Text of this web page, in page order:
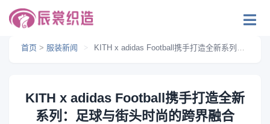
首页 > 服装新闻 > KITH x adidas Football携手打造全新系列：足球与街头时尚的跨界融合
KITH x adidas Football携手打造全新
系列：足球与街头时尚的跨界融合